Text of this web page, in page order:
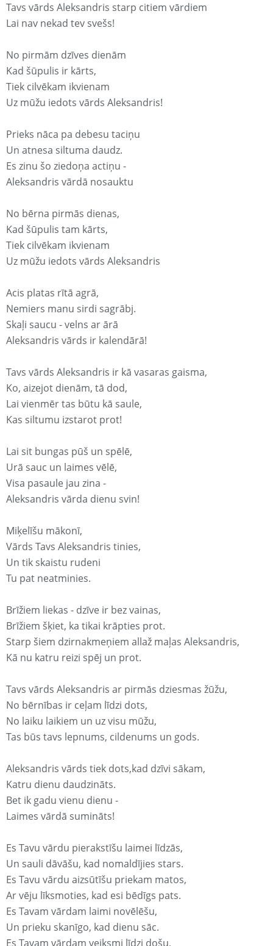
Tavs vārds Aleksandris starp citiem vārdiem
Lai nav nekad tev svešs!
No pirmām dzīves dienām
Kad šūpulis ir kārts,
Tiek cilvēkam ikvienam
Uz mūžu iedots vārds Aleksandris!
Prieks nāca pa debesu taciņu
Un atnesa siltuma daudz.
Es zinu šo ziedoņa actiņu -
Aleksandris vārdā nosauktu
No bērna pirmās dienas,
Kad šūpulis tam kārts,
Tiek cilvēkam ikvienam
Uz mūžu iedots vārds Aleksandris
Acis platas rītā agrā,
Nemiers manu sirdi sagrābj.
Skaļi saucu - velns ar ārā
Aleksandris vārds ir kalendārā!
Tavs vārds Aleksandris ir kā vasaras gaisma,
Ko, aizejot dienām, tā dod,
Lai vienmēr tas būtu kā saule,
Kas siltumu izstarot prot!
Lai sit bungas pūš un spēlē,
Urā sauc un laimes vēlē,
Visa pasaule jau zina -
Aleksandris vārda dienu svin!
Miķelīšu mākonī,
Vārds Tavs Aleksandris tinies,
Un tik skaistu rudeni
Tu pat neatminies.
Brīžiem liekas - dzīve ir bez vainas,
Brīžiem šķiet, ka tikai krāpties prot.
Starp šiem dzirnakmeņiem allaž maļas Aleksandris,
Kā nu katru reizi spēj un prot.
Tavs vārds Aleksandris ar pirmās dziesmas žūžu,
No bērnības ir ceļam līdzi dots,
No laiku laikiem un uz visu mūžu,
Tas būs tavs lepnums, cildenums un gods.
Aleksandris vārds tiek dots,kad dzīvi sākam,
Katru dienu daudzināts.
Bet ik gadu vienu dienu -
Laimes vārdā sumināts!
Es Tavu vārdu pierakstīšu laimei līdzās,
Un sauli dāvāšu, kad nomaldījies stars.
Es Tavu vārdu aizsūtīšu priekam matos,
Ar vēju līksmoties, kad esi bēdīgs pats.
Es Tavam vārdam laimi novēlēšu,
Un prieku skanīgo, kad dienu sāc.
Es Tavam vārdam veiksmi līdzi došu,